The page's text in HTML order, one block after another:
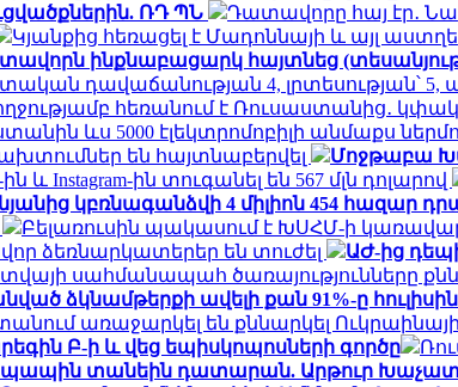
ՌԴ ՊՆ
Դատավորը հայ էր․
Կյանքից հեռացել է Մադոննայի և այլ
ինքնաբացարկ հայտնեց
դավաճանության 4, լրտեսության՝ 5,
հեռանում է Ռուսաստանից․
ևս 5000 էլեկտրոմոբիլի անմաքս
են հայտնաբերվել
Մոջթաբա
ին և Instagram-ին տուգանել են 567 մլն դոլարով
կբռնագանձվի 4 միլիոն 454 հազար
Բելառուսին պակասում է ԽՍՀՄ-ի
ձեռնարկատերեր են տուժել
ԱԺ-ից
սահմանապահ ծառայությունները
ձկնամթերքի ավելի քան 91%-ը
առաջարկել են քննարկել Ուկրաինայի
Բ-ի և վեց եպիսկոպոսների գործը
պապին տանեին դատարան. Արթուր